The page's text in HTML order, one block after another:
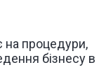
на процедури,
бізнесу в